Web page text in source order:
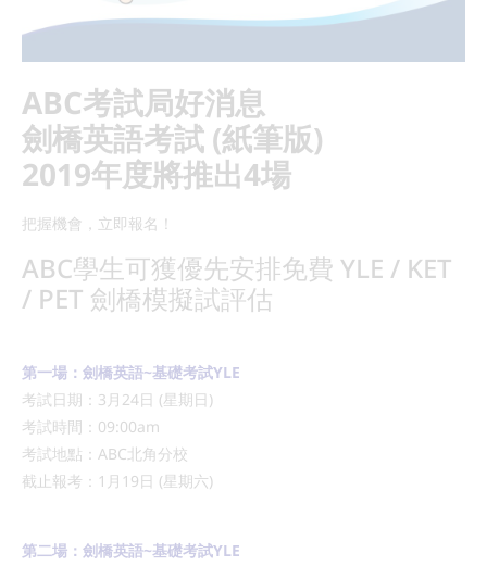
ABC考試局好消息
劍橋英語考試 (紙筆版)
2019年度將推出4場
把握機會，立即報名！
ABC學生可獲優先安排免費 YLE / KET
/ PET 劍橋模擬試評估
第一場：劍橋英語~基礎考試YLE
考試日期：3月24日 (星期日)
考試時間：09:00am
考試地點：ABC北角分校
截止報考：1月19日 (星期六)
第二場：劍橋英語~基礎考試YLE